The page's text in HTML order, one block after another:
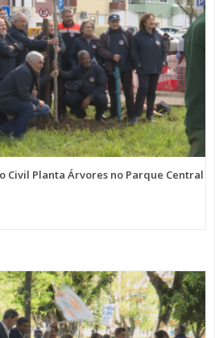
Civil Planta Árvores no Parque Central